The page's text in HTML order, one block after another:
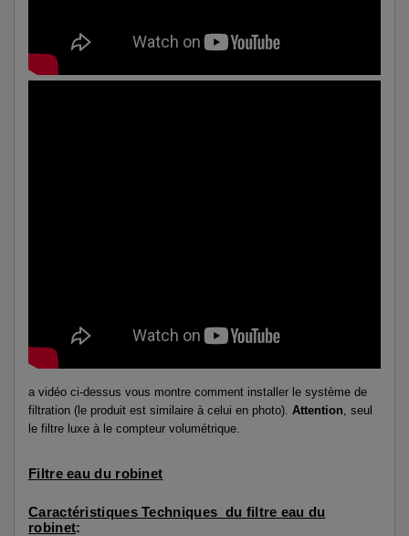
a vidéo ci-dessus vous montre comment installer le système de
filtration (le produit est similaire à celui en photo). Attention , seul
le filtre luxe à le compteur volumétrique.
Filtre eau du robinet
Caractéristiques Techniques du filtre eau du
robinet: